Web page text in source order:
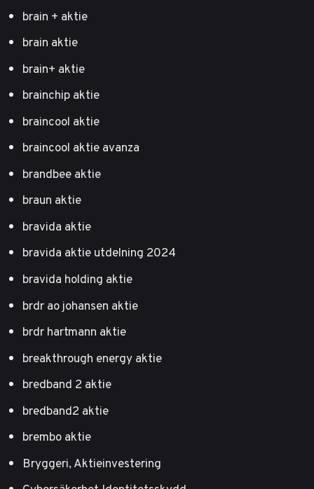
brain + aktie
brain aktie
brain+ aktie
brainchip aktie
braincool aktie
braincool aktie avanza
brandbee aktie
braun aktie
bravida aktie
bravida aktie utdelning 2024
bravida holding aktie
brdr ao johansen aktie
brdr hartmann aktie
breakthrough energy aktie
bredband 2 aktie
bredband2 aktie
brembo aktie
Bryggeri, Aktieinvestering